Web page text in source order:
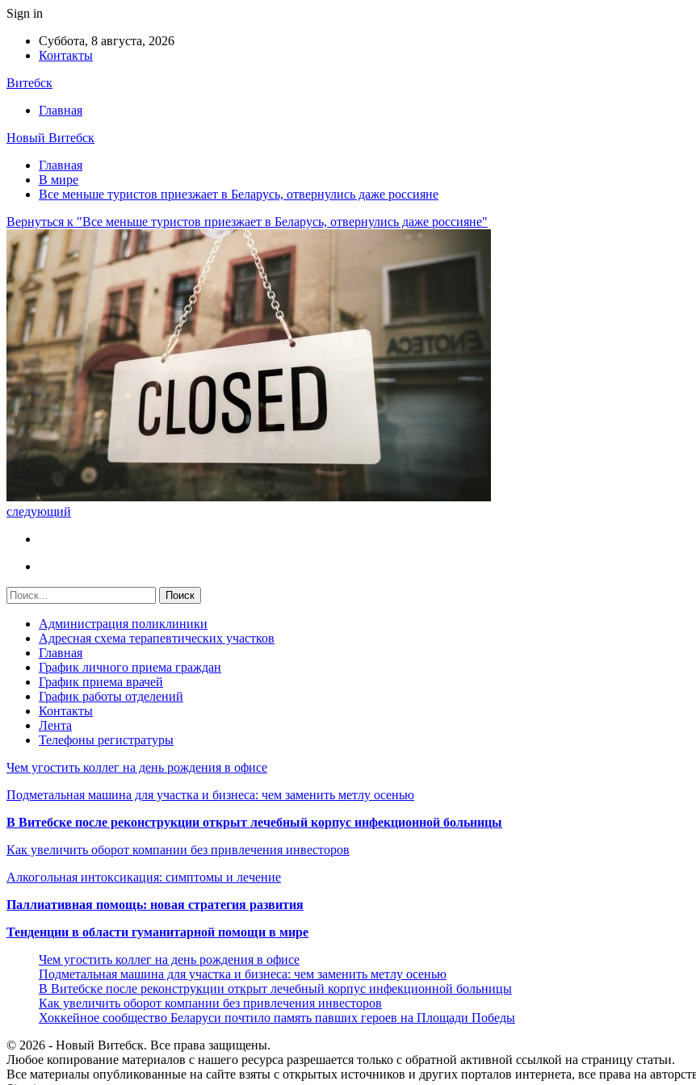
Sign in
Суббота, 8 августа, 2026
Контакты
Витебск
Главная
Новый Витебск
Главная
В мире
Все меньше туристов приезжает в Беларусь, отвернулись даже россияне
Вернуться к "Все меньше туристов приезжает в Беларусь, отвернулись даже россияне"
следующий
Администрация поликлиники
Адресная схема терапевтических участков
Главная
График личного приема граждан
График приема врачей
График работы отделений
Контакты
Лента
Телефоны регистратуры
Чем угостить коллег на день рождения в офисе
Подметальная машина для участка и бизнеса: чем заменить метлу осенью
В Витебске после реконструкции открыт лечебный корпус инфекционной больницы
Как увеличить оборот компании без привлечения инвесторов
Алкогольная интоксикация: симптомы и лечение
Паллиативная помощь: новая стратегия развития
Тенденции в области гуманитарной помощи в мире
Чем угостить коллег на день рождения в офисе
Подметальная машина для участка и бизнеса: чем заменить метлу осенью
В Витебске после реконструкции открыт лечебный корпус инфекционной больницы
Как увеличить оборот компании без привлечения инвесторов
Хоккейное сообщество Беларуси почтило память павших героев на Площади Победы
© 2026 - Новый Витебск. Все права защищены.
Любое копирование материалов с нашего ресурса разрешается только с обратной активной ссылкой на страницу статьи.
Все материалы опубликованные на сайте взяты с открытых источников и других порталов интернета, все права на